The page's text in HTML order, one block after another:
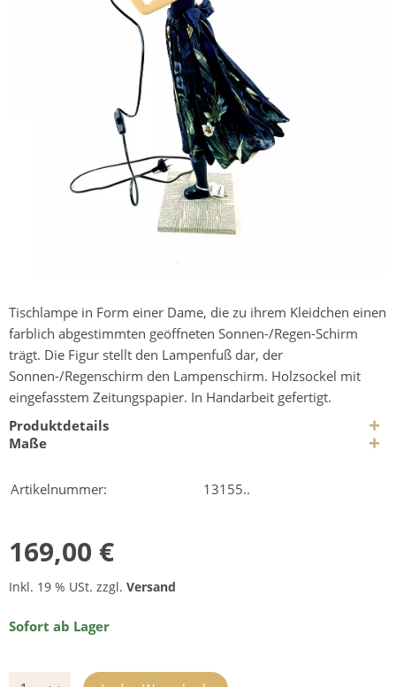
Tischlampe in Form einer Dame, die zu ihrem Kleidchen einen
farblich abgestimmten geöffneten Sonnen-/Regen-Schirm
trägt. Die Figur stellt den Lampenfuß dar, der
Sonnen-/Regenschirm den Lampenschirm. Holzsockel mit
eingefasstem Zeitungspapier. In Handarbeit gefertigt.
Produktdetails
Maße
Artikelnummer: 13155..
169,00 €
Inkl. 19 % USt. zzgl. Versand
Sofort ab Lager